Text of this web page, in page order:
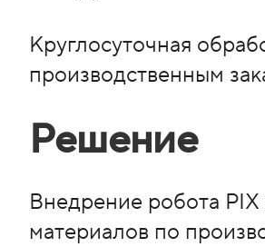
Круглосуточная
производственным
Решение
Внедрение робота
материалов по